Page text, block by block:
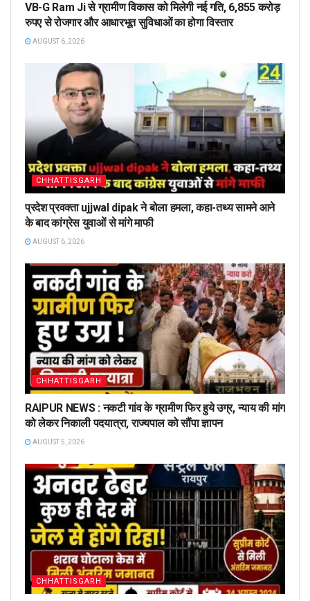
VB-G Ram Ji से ग्रामीण विकास को मिलेगी नई गति, 6,855 करोड़
रुपए से रोजगार और आधारभूत सुविधाओं का होगा विस्तार
AUGUST 6, 2026
CHHATTISGARH
प्रदेश प्रवक्ता ujjwal dipak ने बोला हमला, कहा-तथ्य सामने आने
के बाद कांग्रेस युवाओं से मांगे माफी
AUGUST 6, 2026
CHHATTISGARH
RAIPUR NEWS : नकटी गांव के ग्रामीण फिर हुये उग्र, न्याय की मांग
को लेकर निकाली पदयात्रा, राज्यपाल को सौंपा ज्ञापन
AUGUST 5, 2026
CHHATTISGARH